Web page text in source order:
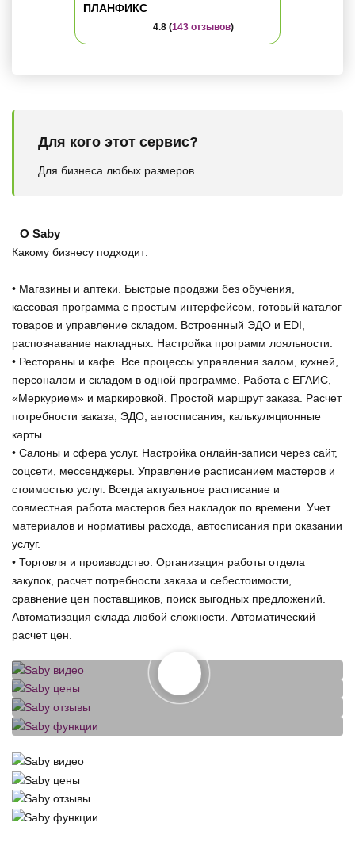
ПЛАНФИКС
4.8 (143 отзывов)
Для кого этот сервис?
Для бизнеса любых размеров.
О Saby
Какому бизнесу подходит:
• Магазины и аптеки. Быстрые продажи без обучения,
кассовая программа с простым интерфейсом, готовый каталог
товаров и управление складом. Встроенный ЭДО и EDI,
распознавание накладных. Настройка программ лояльности.
• Рестораны и кафе. Все процессы управления залом, кухней,
персоналом и складом в одной программе. Работа с ЕГАИС,
«Меркурием» и маркировкой. Простой маршрут заказа. Расчет
потребности заказа, ЭДО, автосписания, калькуляционные
карты.
• Салоны и сфера услуг. Настройка онлайн-записи через сайт,
соцсети, мессенджеры. Управление расписанием мастеров и
стоимостью услуг. Всегда актуальное расписание и
совместная работа мастеров без накладок по времени. Учет
материалов и нормативы расхода, автосписания при оказании
услуг.
• Торговля и производство. Организация работы отдела
закупок, расчет потребности заказа и себестоимости,
сравнение цен поставщиков, поиск выгодных предложений.
Автоматизация склада любой сложности. Автоматический
расчет цен.